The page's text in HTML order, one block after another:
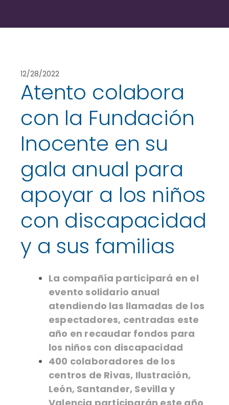
12/28/2022
Atento colabora
con la Fundación
Inocente en su
gala anual para
apoyar a los niños
con discapacidad
y a sus familias
La compañía participará en el
evento solidario anual
atendiendo las llamadas de los
espectadores, centradas este
año en recaudar fondos para
los niños con discapacidad
400 colaboradores de los
centros de Rivas, Ilustración,
León, Santander, Sevilla y